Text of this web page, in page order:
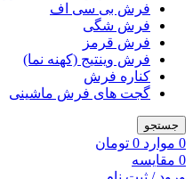
فرش بی سی اف
فرش شگی
فرش قرمز
فرش وینتیج (کهنه نما)
کناره فرش
گجت های فرش ماشینی
جستجو
0 موارد 0 تومان
0 مقایسه